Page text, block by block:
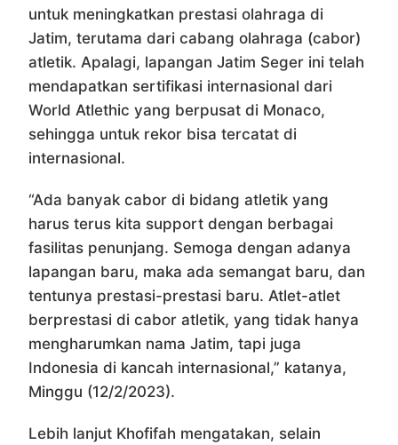
untuk meningkatkan prestasi olahraga di
Jatim, terutama dari cabang olahraga (cabor)
atletik. Apalagi, lapangan Jatim Seger ini telah
mendapatkan sertifikasi internasional dari
World Atlethic yang berpusat di Monaco,
sehingga untuk rekor bisa tercatat di
internasional.
“Ada banyak cabor di bidang atletik yang
harus terus kita support dengan berbagai
fasilitas penunjang. Semoga dengan adanya
lapangan baru, maka ada semangat baru, dan
tentunya prestasi-prestasi baru. Atlet-atlet
berprestasi di cabor atletik, yang tidak hanya
mengharumkan nama Jatim, tapi juga
Indonesia di kancah internasional,” katanya,
Minggu (12/2/2023).
Lebih lanjut Khofifah mengatakan, selain